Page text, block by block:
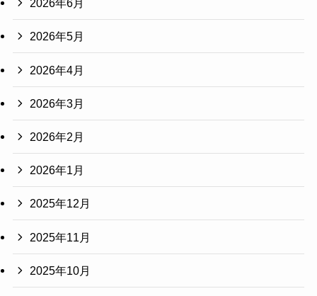
2026年6月
2026年5月
2026年4月
2026年3月
2026年2月
2026年1月
2025年12月
2025年11月
2025年10月